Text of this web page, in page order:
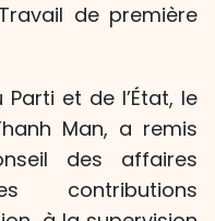
de première
et de l’État, le
Man, a remis
des affaires
contributions